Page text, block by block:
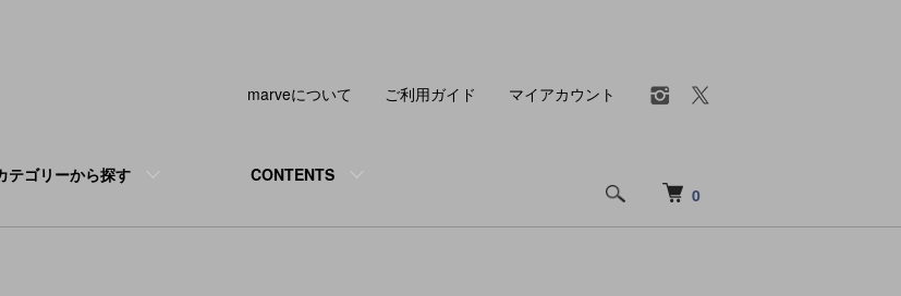
0
テゴリーから探す CONTENTS
marveについて ご利用ガイド マイアカウント